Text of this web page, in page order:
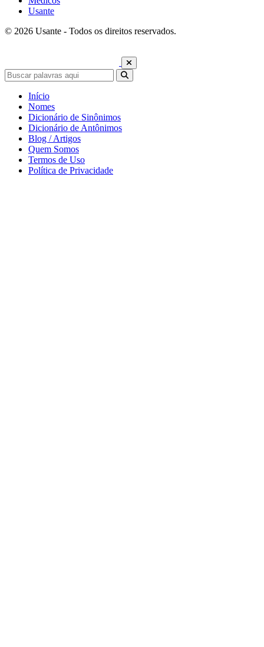
Usante
© 2026 Usante - Todos os direitos reservados.
Início
Nomes
Dicionário de Sinônimos
Dicionário de Antônimos
Blog / Artigos
Quem Somos
Termos de Uso
Política de Privacidade